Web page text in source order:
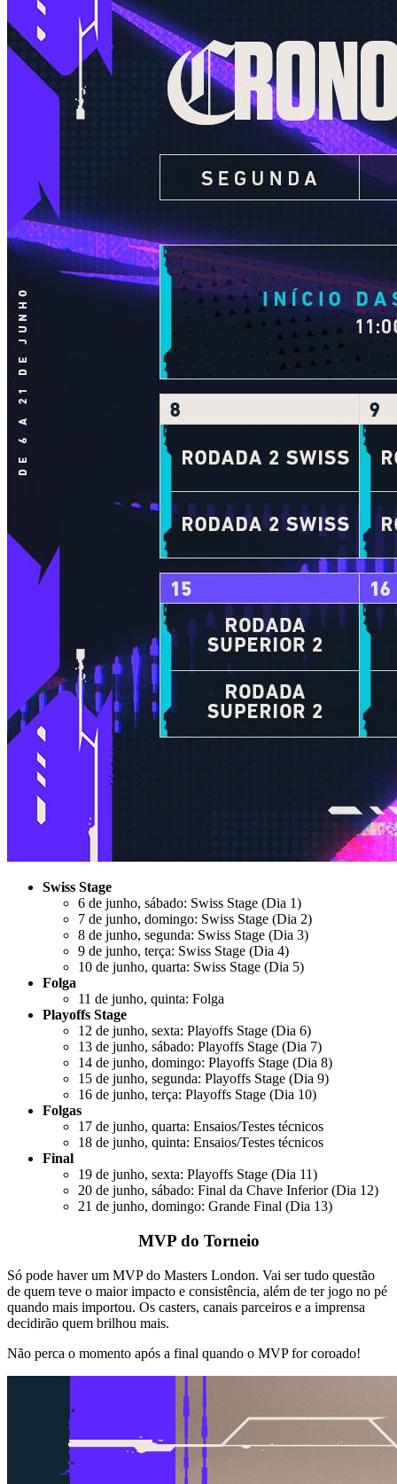
Swiss Stage
6 de junho, sábado: Swiss Stage (Dia 1)
7 de junho, domingo: Swiss Stage (Dia 2)
8 de junho, segunda: Swiss Stage (Dia 3)
9 de junho, terça: Swiss Stage (Dia 4)
10 de junho, quarta: Swiss Stage (Dia 5)
Folga
11 de junho, quinta: Folga
Playoffs Stage
12 de junho, sexta: Playoffs Stage (Dia 6)
13 de junho, sábado: Playoffs Stage (Dia 7)
14 de junho, domingo: Playoffs Stage (Dia 8)
15 de junho, segunda: Playoffs Stage (Dia 9)
16 de junho, terça: Playoffs Stage (Dia 10)
Folgas
17 de junho, quarta: Ensaios/Testes técnicos
18 de junho, quinta: Ensaios/Testes técnicos
Final
19 de junho, sexta: Playoffs Stage (Dia 11)
20 de junho, sábado: Final da Chave Inferior (Dia 12)
21 de junho, domingo: Grande Final (Dia 13)
MVP do Torneio
Só pode haver um MVP do Masters London. Vai ser tudo questão
de quem teve o maior impacto e consistência, além de ter jogo no pé
quando mais importou. Os casters, canais parceiros e a imprensa
decidirão quem brilhou mais.
Não perca o momento após a final quando o MVP for coroado!